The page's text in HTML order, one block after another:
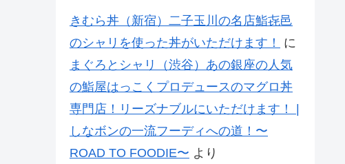
きむら丼（新宿）二子玉川の名店鮨㐂邑
のシャリを使った丼がいただけます！
に
まぐろとシャリ（渋谷）あの銀座の人気
の鮨屋はっこくプロデュースのマグロ丼
専門店！リーズナブルにいただけます！ |
しなボンの一流フーディへの道！〜
ROAD TO FOODIE〜 より